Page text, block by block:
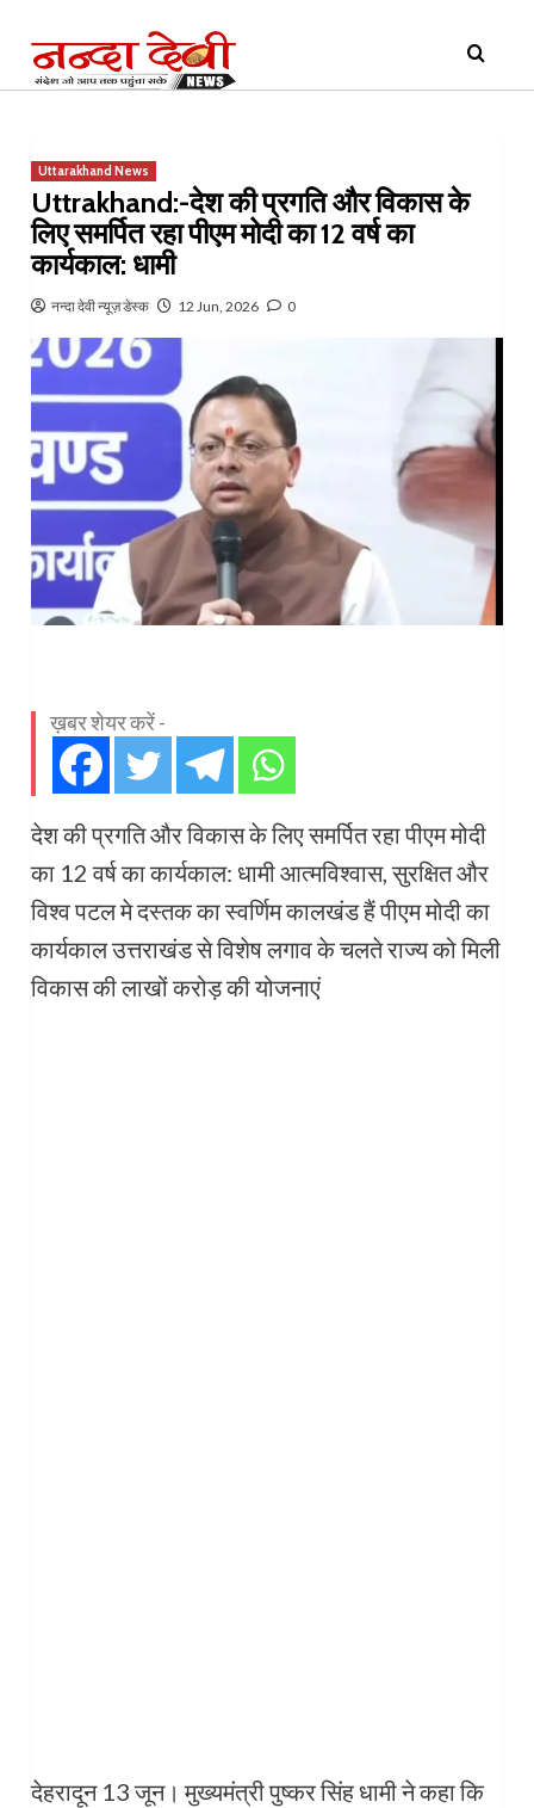
content
Menu
Uttarakhand News
Uttrakhand:-देश की प्रगति और विकास के
लिए समर्पित रहा पीएम मोदी का 12 वर्ष का
कार्यकाल: धामी
नन्दा देवी न्यूज़ डेस्क 12 Jun, 2026 0
ख़बर शेयर करें -
देश की प्रगति और विकास के लिए समर्पित रहा पीएम मोदी
का 12 वर्ष का कार्यकाल: धामी आत्मविश्वास, सुरक्षित और
विश्व पटल मे दस्तक का स्वर्णिम कालखंड हैं पीएम मोदी का
कार्यकाल उत्तराखंड से विशेष लगाव के चलते राज्य को मिली
विकास की लाखों करोड़ की योजनाएं
देहरादून 13 जून। मुख्यमंत्री पुष्कर सिंह धामी ने कहा कि